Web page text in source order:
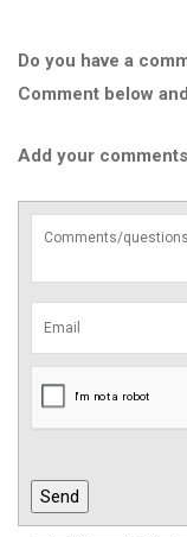
Do you have a
Comment below
Add your